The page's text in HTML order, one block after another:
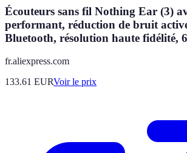
Écouteurs sans fil Nothing Ear (3)
performant, réduction de bruit
Bluetooth, résolution haute fidélité, 6
fr.aliexpress.com
133.61 EURVoir le prix